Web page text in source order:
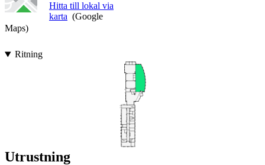
Hitta till lokal via
karta (Google
Maps)
Ritning
Utrustning